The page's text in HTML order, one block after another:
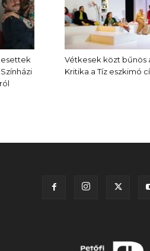
Vétkesek közt bűnös
Kritika a Tíz eszkimó